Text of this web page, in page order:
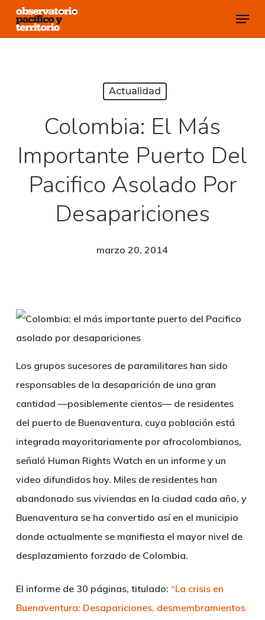
Skip
Menu
Actualidad
Colombia: El Más
Importante Puerto Del
Pacifico Asolado Por
Desapariciones
marzo 20, 2014
Los grupos sucesores de paramilitares han sido
responsables de la desaparición de una gran
cantidad —posiblemente cientos— de residentes
del puerto de Buenaventura, cuya población está
integrada mayoritariamente por afrocolombianos,
señaló Human Rights Watch en un informe y un
video difundidos hoy. Miles de residentes han
abandonado sus viviendas en la ciudad cada año, y
Buenaventura se ha convertido así en el municipio
donde actualmente se manifiesta el mayor nivel de
desplazamiento forzado de Colombia.
El informe de 30 páginas, titulado: “La crisis en
Buenaventura: Desapariciones, desmembramientos
Close